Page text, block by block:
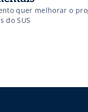
quer melhorar o
do SUS